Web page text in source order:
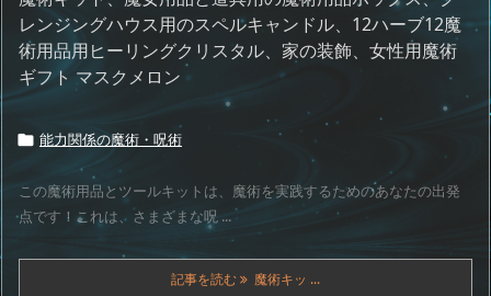
レンジングハウス用のスペルキャンドル、12ハーブ12魔
術用品用ヒーリングクリスタル、家の装飾、女性用魔術
ギフト マスクメロン
 能力関係の魔術・呪術
この魔術用品とツールキットは、魔術を実践するためのあなたの出発
点です！これは、さまざまな呪 ...
記事を読む 魔術キッ ...